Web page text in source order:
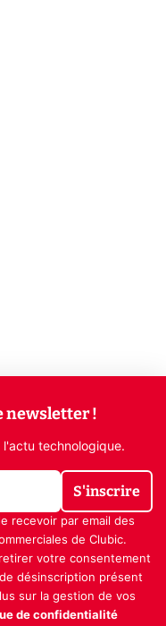
newsletter !
l'actu technologique.
S'inscrire
recevoir par email des
de Clubic.
votre consentement
désinscription présent
sur la gestion de vos
de confidentialité